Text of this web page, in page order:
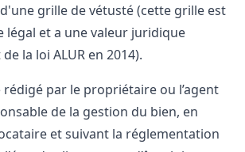
grille de vétusté (cette grille est
légal et a une valeur juridique
de la loi ALUR en 2014).
par le propriétaire ou l’agent
de la gestion du bien, en
et suivant la réglementation